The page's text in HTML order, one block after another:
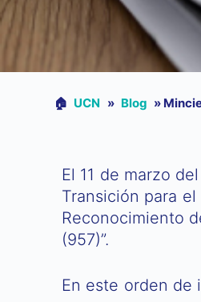
🏠︎ UCN » Blog »
El 11 de marzo
Transición para
Reconocimiento
(957)”.
En este orden de